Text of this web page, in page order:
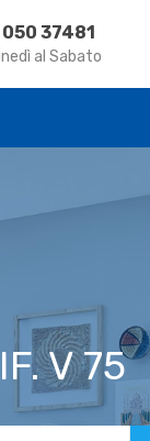
Case Vacanza
37481
al Sabato
V 75